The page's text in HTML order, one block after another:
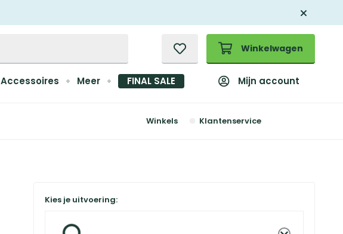
Winkelwagen
Accessoires Meer FINAL SALE Mijn account
Winkels Klantenservice
Kies je uitvoering: